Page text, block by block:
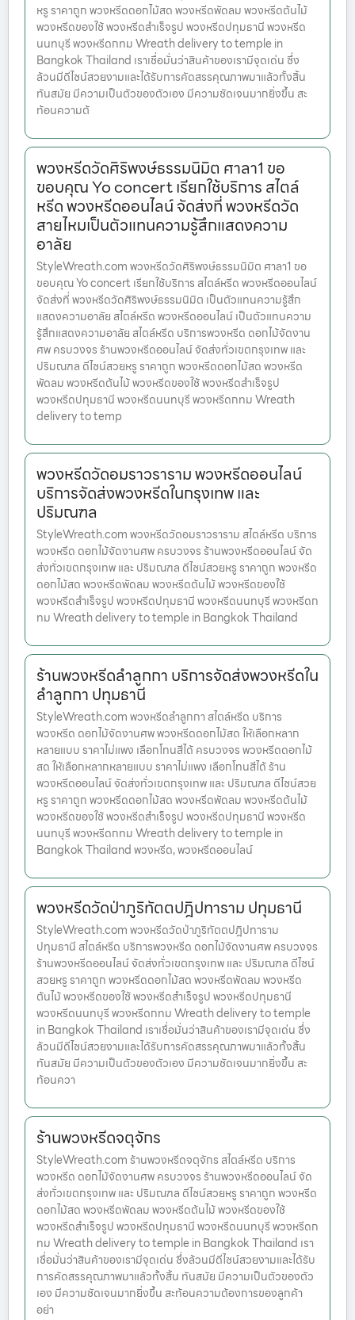
หรู ราคาถูก พวงหรีดดอกไม้สด พวงหรีดพัดลม พวงหรีดต้นไม้
พวงหรีดของใช้ พวงหรีดสำเร็จรูป พวงหรีดปทุมธานี พวงหรีด
นนทบุรี พวงหรีดกทม Wreath delivery to temple in
Bangkok Thailand เราเชื่อมั่นว่าสินค้าของเรามีจุดเด่น ซึ่ง
ล้วนมีดีไซน์สวยงามและได้รับการคัดสรรคุณภาพมาแล้วทั้งสิ้น
ทันสมัย มีความเป็นตัวของตัวเอง มีความชัดเจนมากยิ่งขึ้น สะ
ท้อนความต้
พวงหรีดวัดศิริพงษ์ธรรมนิมิต ศาลา1 ขอ
ขอบคุณ Yo concert เรียกใช้บริการ สไตล์
หรีด พวงหรีดออนไลน์ จัดส่งที่ พวงหรีดวัด
สายไหมเป็นตัวแทนความรู้สึกแสดงความ
อาลัย
StyleWreath.com พวงหรีดวัดศิริพงษ์ธรรมนิมิต ศาลา1 ขอ
ขอบคุณ Yo concert เรียกใช้บริการ สไตล์หรีด พวงหรีดออนไลน์
จัดส่งที่ พวงหรีดวัดศิริพงษ์ธรรมนิมิต เป็นตัวแทนความรู้สึก
แสดงความอาลัย สไตล์หรีด พวงหรีดออนไลน์ เป็นตัวแทนความ
รู้สึกแสดงความอาลัย สไตล์หรีด บริการพวงหรีด ดอกไม้จัดงาน
ศพ ครบวงจร ร้านพวงหรีดออนไลน์ จัดส่งทั่วเขตกรุงเทพ และ
ปริมณฑล ดีไซน์สวยหรู ราคาถูก พวงหรีดดอกไม้สด พวงหรีด
พัดลม พวงหรีดต้นไม้ พวงหรีดของใช้ พวงหรีดสำเร็จรูป
พวงหรีดปทุมธานี พวงหรีดนนทบุรี พวงหรีดกทม Wreath
delivery to temp
พวงหรีดวัดอมราวราราม พวงหรีดออนไลน์
บริการจัดส่งพวงหรีดในกรุงเทพ และ
ปริมณฑล
StyleWreath.com พวงหรีดวัดอมราวราราม สไตล์หรีด บริการ
พวงหรีด ดอกไม้จัดงานศพ ครบวงจร ร้านพวงหรีดออนไลน์ จัด
ส่งทั่วเขตกรุงเทพ และ ปริมณฑล ดีไซน์สวยหรู ราคาถูก พวงหรีด
ดอกไม้สด พวงหรีดพัดลม พวงหรีดต้นไม้ พวงหรีดของใช้
พวงหรีดสำเร็จรูป พวงหรีดปทุมธานี พวงหรีดนนทบุรี พวงหรีดก
ทม Wreath delivery to temple in Bangkok Thailand
ร้านพวงหรีดลำลูกกา บริการจัดส่งพวงหรีดใน
ลำลูกกา ปทุมธานี
StyleWreath.com พวงหรีดลำลูกกา สไตล์หรีด บริการ
พวงหรีด ดอกไม้จัดงานศพ พวงหรีดดอกไม้สด ให้เลือกหลาก
หลายแบบ ราคาไม่แพง เลือกโทนสีได้ ครบวงจร พวงหรีดดอกไม้
สด ให้เลือกหลากหลายแบบ ราคาไม่แพง เลือกโทนสีได้ ร้าน
พวงหรีดออนไลน์ จัดส่งทั่วเขตกรุงเทพ และ ปริมณฑล ดีไซน์สวย
หรู ราคาถูก พวงหรีดดอกไม้สด พวงหรีดพัดลม พวงหรีดต้นไม้
พวงหรีดของใช้ พวงหรีดสำเร็จรูป พวงหรีดปทุมธานี พวงหรีด
นนทบุรี พวงหรีดกทม Wreath delivery to temple in
Bangkok Thailand พวงหรีด, พวงหรีดออนไลน์
พวงหรีดวัดป่าภูริทัตตปฎิปทาราม ปทุมธานี
StyleWreath.com พวงหรีดวัดป่าภูริทัตตปฎิปทาราม
ปทุมธานี สไตล์หรีด บริการพวงหรีด ดอกไม้จัดงานศพ ครบวงจร
ร้านพวงหรีดออนไลน์ จัดส่งทั่วเขตกรุงเทพ และ ปริมณฑล ดีไซน์
สวยหรู ราคาถูก พวงหรีดดอกไม้สด พวงหรีดพัดลม พวงหรีด
ต้นไม้ พวงหรีดของใช้ พวงหรีดสำเร็จรูป พวงหรีดปทุมธานี
พวงหรีดนนทบุรี พวงหรีดกทม Wreath delivery to temple
in Bangkok Thailand เราเชื่อมั่นว่าสินค้าของเรามีจุดเด่น ซึ่ง
ล้วนมีดีไซน์สวยงามและได้รับการคัดสรรคุณภาพมาแล้วทั้งสิ้น
ทันสมัย มีความเป็นตัวของตัวเอง มีความชัดเจนมากยิ่งขึ้น สะ
ท้อนควา
ร้านพวงหรีดจตุจักร
StyleWreath.com ร้านพวงหรีดจตุจักร สไตล์หรีด บริการ
พวงหรีด ดอกไม้จัดงานศพ ครบวงจร ร้านพวงหรีดออนไลน์ จัด
ส่งทั่วเขตกรุงเทพ และ ปริมณฑล ดีไซน์สวยหรู ราคาถูก พวงหรีด
ดอกไม้สด พวงหรีดพัดลม พวงหรีดต้นไม้ พวงหรีดของใช้
พวงหรีดสำเร็จรูป พวงหรีดปทุมธานี พวงหรีดนนทบุรี พวงหรีดก
ทม Wreath delivery to temple in Bangkok Thailand เรา
เชื่อมั่นว่าสินค้าของเรามีจุดเด่น ซึ่งล้วนมีดีไซน์สวยงามและได้รับ
การคัดสรรคุณภาพมาแล้วทั้งสิ้น ทันสมัย มีความเป็นตัวของตัว
เอง มีความชัดเจนมากยิ่งขึ้น สะท้อนความต้องการของลูกค้า
อย่า